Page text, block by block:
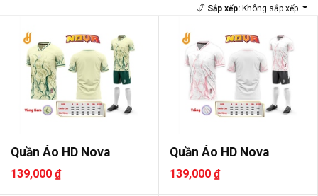
Sắp xếp:Không sắp xếp
Quần Áo HD Nova
139,000 ₫
Quần Áo HD Nova
139,000 ₫